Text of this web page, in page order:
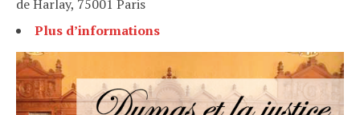
de Harlay, 75001 Paris
Plus d’informations